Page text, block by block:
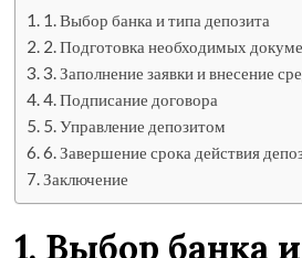
1. Выбор банка и типа депозита
2. Подготовка необходимых
3. Заполнение заявки и внесение
4. Подписание договора
5. Управление депозитом
6. Завершение срока действия
Заключение
1. Выбор банка